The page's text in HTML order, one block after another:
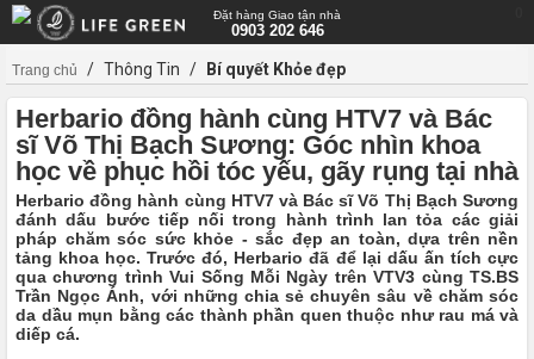
Đặt hàng Giao tận nhà
0903 202 646
Trang chủ / Thông Tin / Bí quyết Khỏe đẹp
Herbario đồng hành cùng HTV7 và Bác
sĩ Võ Thị Bạch Sương: Góc nhìn khoa
học về phục hồi tóc yếu, gãy rụng tại nhà
Herbario đồng hành cùng HTV7 và Bác sĩ Võ Thị Bạch Sương
đánh dấu bước tiếp nối trong hành trình lan tỏa các giải
pháp chăm sóc sức khỏe - sắc đẹp an toàn, dựa trên nền
tảng khoa học. Trước đó, Herbario đã để lại dấu ấn tích cực
qua chương trình Vui Sống Mỗi Ngày trên VTV3 cùng TS.BS
Trần Ngọc Ánh, với những chia sẻ chuyên sâu về chăm sóc
da dầu mụn bằng các thành phần quen thuộc như rau má và
diếp cá.